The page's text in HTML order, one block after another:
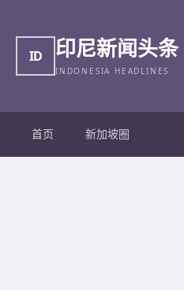
ID 印尼新闻头条
INDONESIA HEADLINES
首页 新加坡圈